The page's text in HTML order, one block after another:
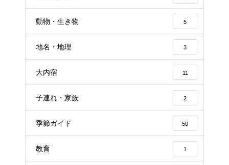
動物・生き物 5
地名・地理 3
大内宿 11
子連れ・家族 2
季節ガイド 50
教育 1